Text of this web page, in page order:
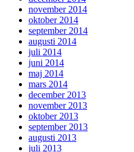
november 2014
oktober 2014
september 2014
augusti 2014
juli 2014
juni 2014
maj 2014
mars 2014
december 2013
november 2013
oktober 2013
september 2013
augusti 2013
juli 2013